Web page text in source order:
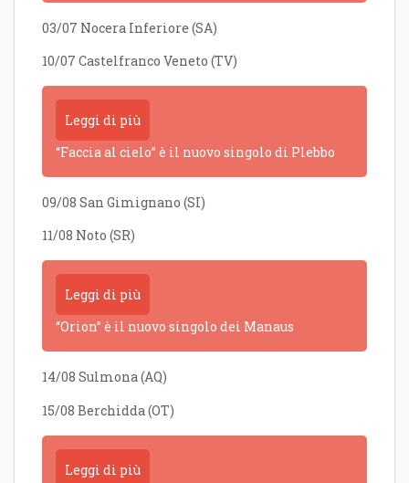
03/07 Nocera Inferiore (SA)
10/07 Castelfranco Veneto (TV)
Leggi di più
“Faccia al cielo” è il nuovo singolo di Plebbo
09/08 San Gimignano (SI)
11/08 Noto (SR)
Leggi di più
“Orion” è il nuovo singolo dei Manaus
14/08 Sulmona (AQ)
15/08 Berchidda (OT)
Leggi di più